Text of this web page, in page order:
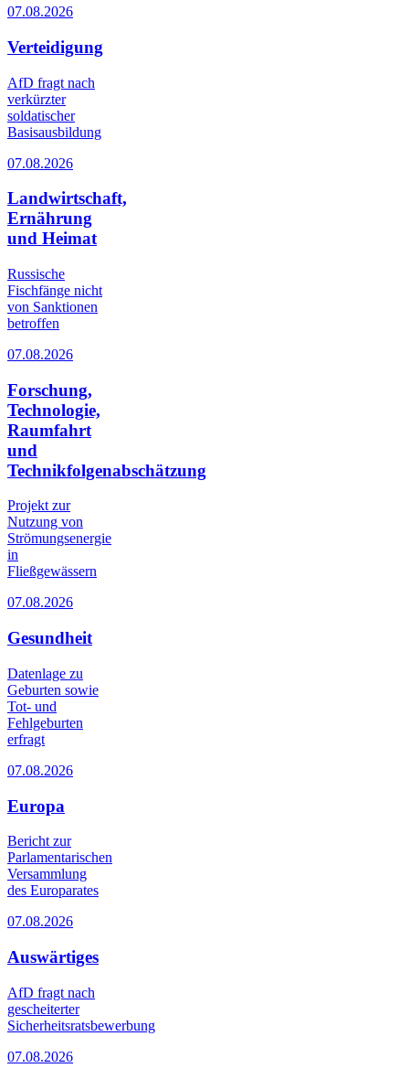
07.08.2026
Verteidigung
AfD fragt nach
verkürzter
soldatischer
Basisausbildung
07.08.2026
Landwirtschaft,
Ernährung
und Heimat
Russische
Fischfänge nicht
von Sanktionen
betroffen
07.08.2026
Forschung,
Technologie,
Raumfahrt
und
Technikfolgenabschätzung
Projekt zur
Nutzung von
Strömungsenergie
in
Fließgewässern
07.08.2026
Gesundheit
Datenlage zu
Geburten sowie
Tot- und
Fehlgeburten
erfragt
07.08.2026
Europa
Bericht zur
Parlamentarischen
Versammlung
des Europarates
07.08.2026
Auswärtiges
AfD fragt nach
gescheiterter
Sicherheitsratsbewerbung
07.08.2026